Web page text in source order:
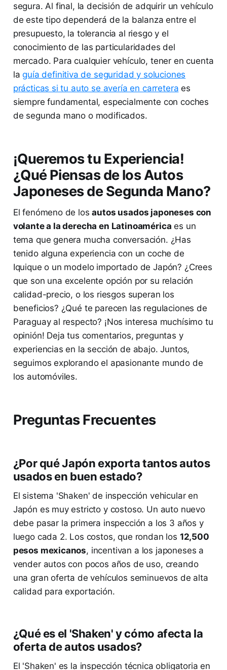
segura. Al final, la decisión de adquirir un vehículo
de este tipo dependerá de la balanza entre el
presupuesto, la tolerancia al riesgo y el
conocimiento de las particularidades del
mercado. Para cualquier vehículo, tener en cuenta
laguía definitiva de seguridad y soluciones
prácticas si tu auto se avería en carretera es
siempre fundamental, especialmente con coches
de segunda mano o modificados.
¡Queremos tu Experiencia!
¿Qué Piensas de los Autos
Japoneses de Segunda Mano?
El fenómeno de losautos usados japoneses con
volante a la derecha en Latinoamérica es un
tema que genera mucha conversación. ¿Has
tenido alguna experiencia con un coche de
Iquique o un modelo importado de Japón? ¿Crees
que son una excelente opción por su relación
calidad-precio, o los riesgos superan los
beneficios? ¿Qué te parecen las regulaciones de
Paraguay al respecto? ¡Nos interesa muchísimo tu
opinión! Deja tus comentarios, preguntas y
experiencias en la sección de abajo. Juntos,
seguimos explorando el apasionante mundo de
los automóviles.
Preguntas Frecuentes
¿Por qué Japón exporta tantos autos
usados en buen estado?
El sistema 'Shaken' de inspección vehicular en
Japón es muy estricto y costoso. Un auto nuevo
debe pasar la primera inspección a los 3 años y
luego cada 2. Los costos, que rondan los 12,500
pesos mexicanos, incentivan a los japoneses a
vender autos con pocos años de uso, creando
una gran oferta de vehículos seminuevos de alta
calidad para exportación.
¿Qué es el 'Shaken' y cómo afecta la
oferta de autos usados?
El 'Shaken' es la inspección técnica obligatoria en